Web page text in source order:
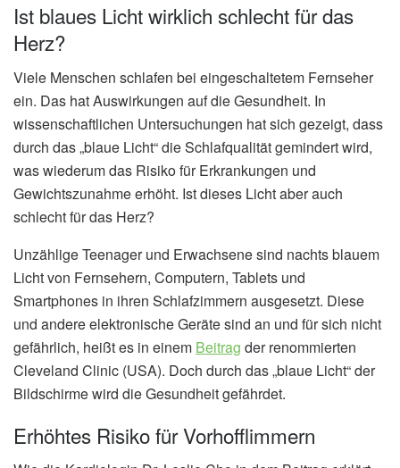
Ist blaues Licht wirklich schlecht für das
Herz?
Viele Menschen schlafen bei eingeschaltetem Fernseher
ein. Das hat Auswirkungen auf die Gesundheit. In
wissenschaftlichen Untersuchungen hat sich gezeigt, dass
durch das „blaue Licht“ die Schlafqualität gemindert wird,
was wiederum das Risiko für Erkrankungen und
Gewichtszunahme erhöht. Ist dieses Licht aber auch
schlecht für das Herz?
Unzählige Teenager und Erwachsene sind nachts blauem
Licht von Fernsehern, Computern, Tablets und
Smartphones in ihren Schlafzimmern ausgesetzt. Diese
und andere elektronische Geräte sind an und für sich nicht
gefährlich, heißt es in einem Beitrag der renommierten
Cleveland Clinic (USA). Doch durch das „blaue Licht“ der
Bildschirme wird die Gesundheit gefährdet.
Erhöhtes Risiko für Vorhofflimmern